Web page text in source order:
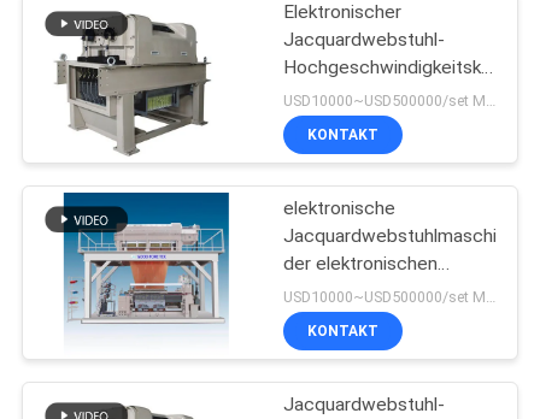
PRODUKTE
VIDEOS
ÜBER
UNS
WERKSBESICHTIGUNG
QUALITÄTSKONTROLLE
Elektronischer
Jacquardwebstuhl-
Hochgeschwindigkeitskopf
GOODFORE
USD10000~USD500000/set MOQ:1 Satz
KONTAKT
elektronische
Jacquardwebstuhlmaschine
der elektronischen
qualität
KONTAKT
Jacquardwebstuhl-